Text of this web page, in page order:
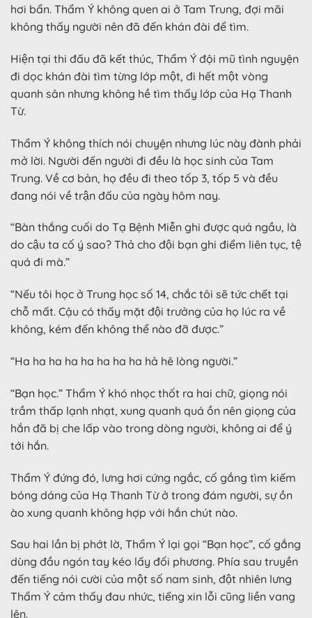
hơi bẩn. Thẩm Ý không quen ai ở Tam Trung, đợi mãi
không thấy người nên đã đến khán đài để tìm.
Hiện tại thi đấu đã kết thúc, Thẩm Ý đội mũ tình nguyện
đi dọc khán đài tìm từng lớp một, đi hết một vòng
quanh sân nhưng không hề tìm thấy lớp của Hạ Thanh
Từ.
Thẩm Ý không thích nói chuyện nhưng lúc này đành phải
mở lời. Người đến người đi đều là học sinh của Tam
Trung. Về cơ bản, họ đều đi theo tốp 3, tốp 5 và đều
đang nói về trận đấu của ngày hôm nay.
“Bàn thắng cuối do Tạ Bệnh Miễn ghi được quá ngầu, là
do cậu ta cố ý sao? Thả cho đội bạn ghi điểm liên tục, tệ
quá đi mà.”
“Nếu tôi học ở Trung học số 14, chắc tôi sẽ tức chết tại
chỗ mất. Cậu có thấy mặt đội trưởng của họ lúc ra về
không, kém đến không thể nào đỡ được.”
“Ha ha ha ha ha ha ha ha hả hê lòng người.”
“Bạn học.” Thẩm Ý khó nhọc thốt ra hai chữ, giọng nói
trầm thấp lạnh nhạt, xung quanh quá ồn nên giọng của
hắn đã bị che lấp vào trong dòng người, không ai để ý
tới hắn.
Thẩm Ý đứng đó, lưng hơi cứng ngắc, cố gắng tìm kiếm
bóng dáng của Hạ Thanh Từ ở trong đám người, sự ồn
ào xung quanh không hợp với hắn chút nào.
Sau hai lần bị phớt lờ, Thẩm Ý lại gọi “Bạn học”, cố gắng
dùng đầu ngón tay kéo lấy đối phương. Phía sau truyền
đến tiếng nói cười của một số nam sinh, đột nhiên lưng
Thẩm Ý cảm thấy đau nhức, tiếng xin lỗi cũng liền vang
lên.